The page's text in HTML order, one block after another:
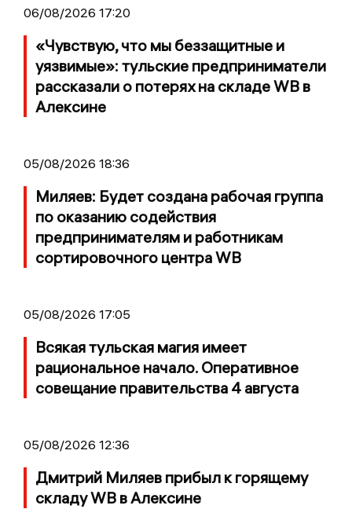
06/08/2026 17:20
«Чувствую, что мы беззащитные и
уязвимые»: тульские предприниматели
рассказали о потерях на складе WB в
Алексине
05/08/2026 18:36
Миляев: Будет создана рабочая группа
по оказанию содействия
предпринимателям и работникам
сортировочного центра WB
05/08/2026 17:05
Всякая тульская магия имеет
рациональное начало. Оперативное
совещание правительства 4 августа
05/08/2026 12:36
Дмитрий Миляев прибыл к горящему
складу WB в Алексине